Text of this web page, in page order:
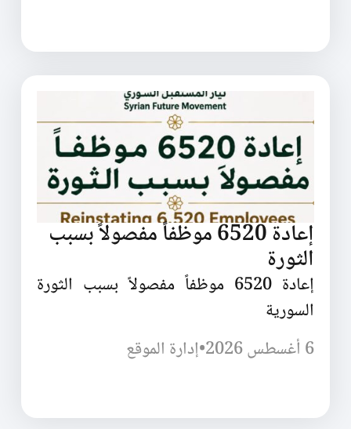
إعادة 6520 موظفاً مفصولاً بسبب
الثورة
إعادة 6520 موظفاً مفصولاً بسبب الثورة
السورية
6 أغسطس 2026
•إدارة الموقع